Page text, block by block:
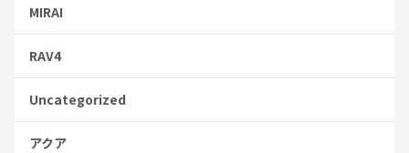
MIRAI
RAV4
Uncategorized
アクア